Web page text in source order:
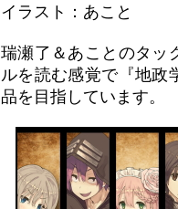
イラスト：あこと
瑞瀬了＆あことのタッ
ルを読む感覚で『地政
品を目指しています。